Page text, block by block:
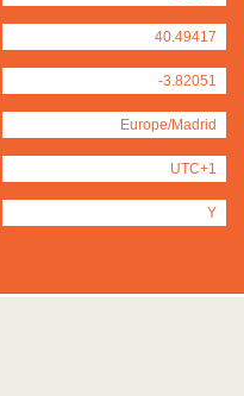
40.49417
-3.82051
Europe/Madrid
UTC+1
Y